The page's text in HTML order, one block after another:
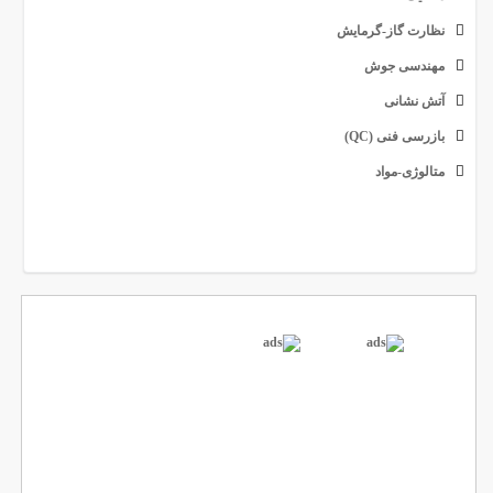
نظارت گاز-گرمایش
مهندسی جوش
آتش نشانی
بازرسی فنی (QC)
متالوژی-مواد